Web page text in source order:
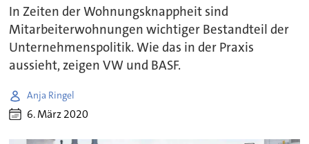
In Zeiten der Wohnungsknappheit sind
Mitarbeiterwohnungen wichtiger Bestandteil der
Unternehmenspolitik. Wie das in der Praxis
aussieht, zeigen VW und BASF.
Anja Ringel
6. März 2020